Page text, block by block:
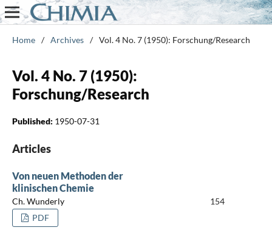
Home / Archives / Vol. 4 No. 7 (1950): Forschung/Research
Vol. 4 No. 7 (1950):
Forschung/Research
Published: 1950-07-31
Articles
Von neuen Methoden der
klinischen Chemie
Ch. Wunderly
154
PDF